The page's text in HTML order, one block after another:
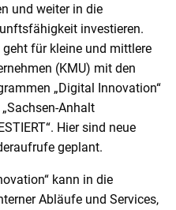
und weiter in die
investieren.
geht für kleine und mittlere
(KMU) mit den
„Digital Innovation“
Anhalt
Hier sind neue
geplant.
kann in die
Abläufe und Services,